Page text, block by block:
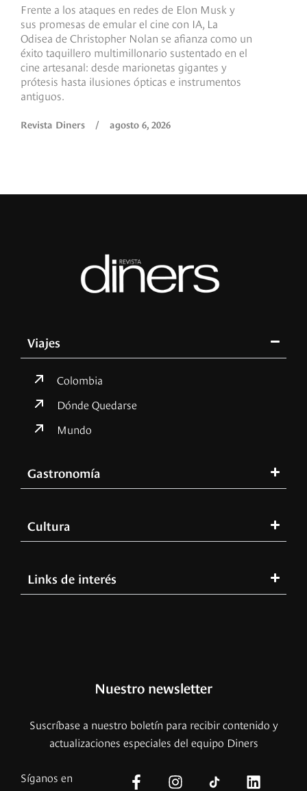
Frente a los ataques en redes de Elon Musk y
sus promesas de emular el cine con IA, La
Odisea de Christopher Nolan se afianza como un
éxito taquillero multimillonario sustentado en el
cine artesanal: desde marionetas gigantes y
prótesis hasta ilusiones ópticas e instrumentos
antiguos.
Revista Diners / agosto 6, 2026
Viajes
Colombia
Dónde Quedarse
Mundo
Gastronomía
Cultura
Links de interés
Nuestro newsletter
Suscríbase a nuestro boletín para recibir contenido y
actualizaciones especiales del equipo Diners
Síganos en